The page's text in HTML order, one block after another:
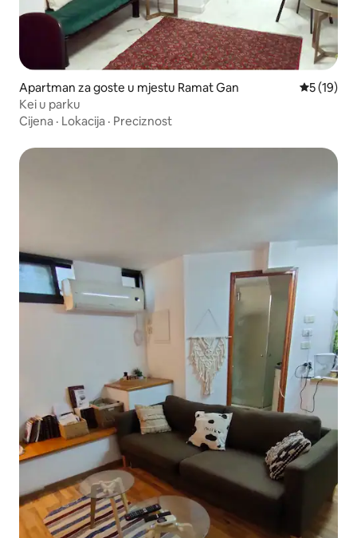
Apartman za goste u mjestu Ramat Gan Prosječna
5 (19)
Kei u parku
Cijena · Lokacija · Preciznost